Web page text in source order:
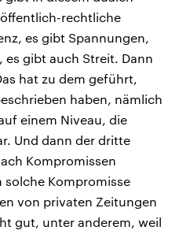
rechtliche
es gibt Spannungen,
gibt auch Streit. Dann
hat zu dem geführt,
haben, nämlich
einem Niveau, die
Und dann der dritte
Kompromissen
solche Kompromisse
von privaten Zeitungen
gut, unter anderem, weil